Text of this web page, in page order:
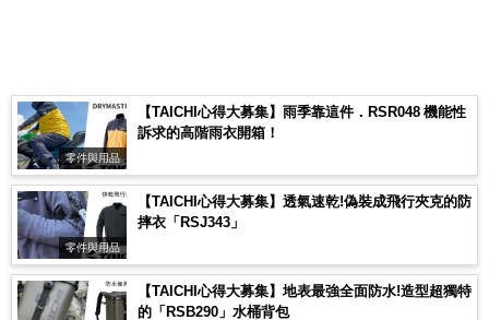
零件與用品
【TAICHI心得大募集】雨季靠這件．RSR048 機能性
訴求的高階雨衣開箱！
零件與用品
【TAICHI心得大募集】透氣速乾!偽裝成飛行夾克的防
摔衣「RSJ343」
【TAICHI心得大募集】地表最強全面防水!造型超獨特
的「RSB290」水桶背包